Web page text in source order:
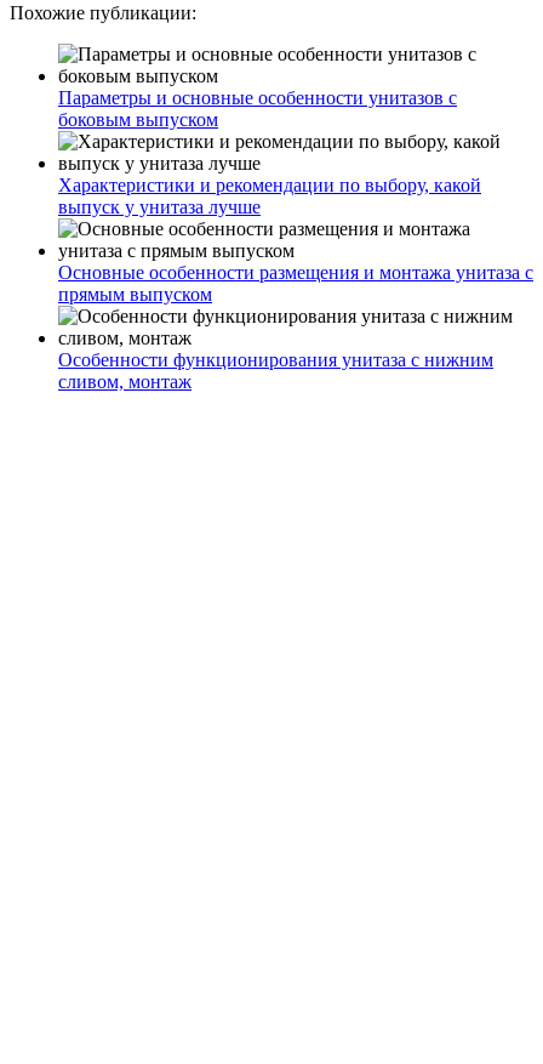
Похожие публикации:
Параметры и основные особенности унитазов с
боковым выпуском
Характеристики и рекомендации по выбору, какой
выпуск у унитаза лучше
Основные особенности размещения и монтажа унитаза с
прямым выпуском
Особенности функционирования унитаза с нижним
сливом, монтаж